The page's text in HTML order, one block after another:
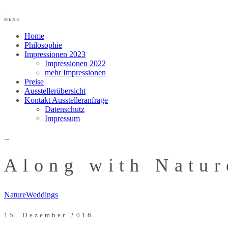
MENU
Home
Philosophie
Impressionen 2023
Impressionen 2022
mehr Impressionen
Preise
Ausstellerübersicht
Kontakt Ausstelleranfrage
Datenschutz
Impressum
Along with
NatureWeddings
15. Dezember 2016